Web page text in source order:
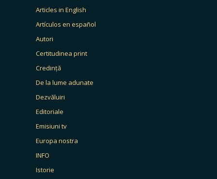
Articles in English
Artículos en español
Autori
Certitudinea print
Credință
De la lume adunate
Dezvăluiri
Editoriale
Emisiuni tv
Europa nostra
INFO
Istorie